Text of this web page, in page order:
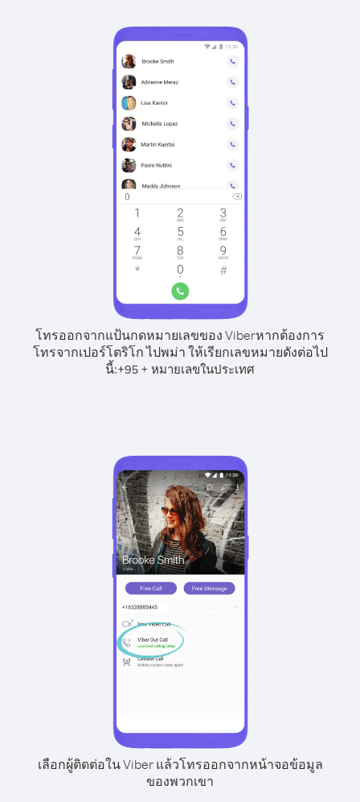
โทรออกจากแป้นกดหมายเลขของ Viberหากต้องการ
โทรจากเปอร์โตริโก ไปพม่า ให้เรียกเลขหมายดังต่อไป
นี้:+95 + หมายเลขในประเทศ
เลือกผู้ติดต่อใน Viber แล้วโทรออกจากหน้าจอข้อมูล
ของพวกเขา